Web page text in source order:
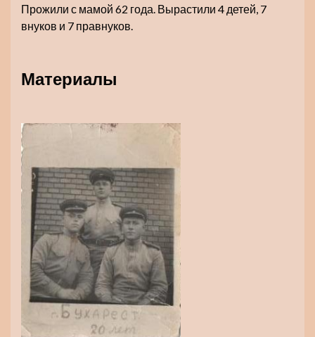
Прожили с мамой 62 года. Вырастили 4 детей, 7
внуков и 7 правнуков.
Материалы